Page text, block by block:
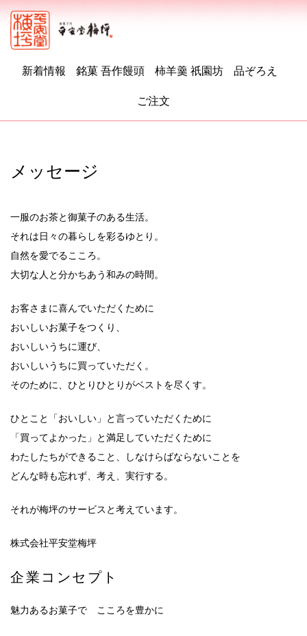
新着情報 銘菓 吾作饅頭 柿羊羹 祇園坊 品ぞろえ
ご注文
メッセージ
一服のお茶と御菓子のある生活。
それは日々の暮らしを彩るゆとり。
自然を愛でるこころ。
大切な人と分かちあう和みの時間。
お客さまに喜んでいただくために
おいしいお菓子をつくり、
おいしいうちに運び、
おいしいうちに買っていただく。
そのために、ひとりひとりがベストを尽くす。
ひとこと「おいしい」と言っていただくために
「買ってよかった」と満足していただくために
わたしたちができること、しなけらばならないことを
どんな時も忘れず、考え、実行する。
それが梅坪のサービスと考えています。
株式会社平安堂梅坪
企業コンセプト
魅力あるお菓子で こころを豊かに